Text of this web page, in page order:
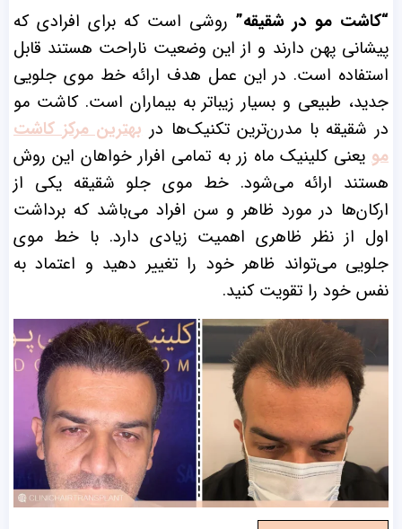
“کاشت مو در شقیقه” روشی است که برای افرادی که
پیشانی پهن دارند و از این وضعیت ناراحت هستند قابل
استفاده است. در این عمل هدف ارائه خط موی جلویی
جدید، طبیعی و بسیار زیباتر به بیماران است. کاشت مو
در شقیقه با مدرن‌ترین تکنیک‌ها در بهترین مرکز کاشت
مو یعنی کلینیک ماه زر به تمامی افرار خواهان این روش
هستند ارائه می‌شود. خط موی جلو شقیقه یکی از
ارکان‌ها در مورد ظاهر و سن افراد می‌باشد که برداشت
اول از نظر ظاهری اهمیت زیادی دارد. با خط موی
جلویی می‌تواند ظاهر خود را تغییر دهید و اعتماد به
نفس خود را تقویت کنید.